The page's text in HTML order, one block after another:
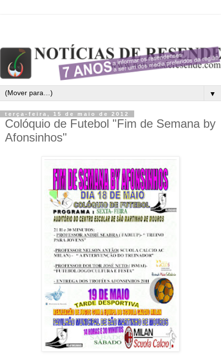
▼
terça-feira, 15 de maio de 2012
Colóquio de Futebol "Fim de Semana by
Afonsinhos"